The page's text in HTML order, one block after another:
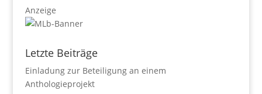
Anzeige
Letzte Beiträge
Einladung zur Beteiligung an einem
Anthologieprojekt